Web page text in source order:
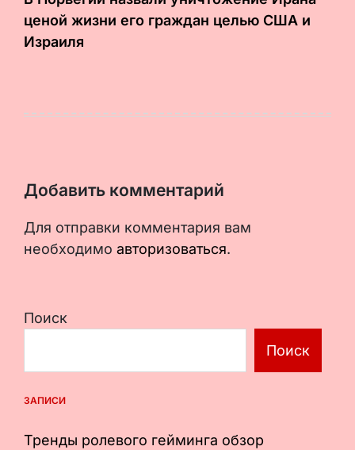
ценой жизни его граждан целью США и
Израиля
Добавить комментарий
Для отправки комментария вам
необходимо авторизоваться.
Поиск
Поиск
ЗАПИСИ
Тренды ролевого гейминга обзор